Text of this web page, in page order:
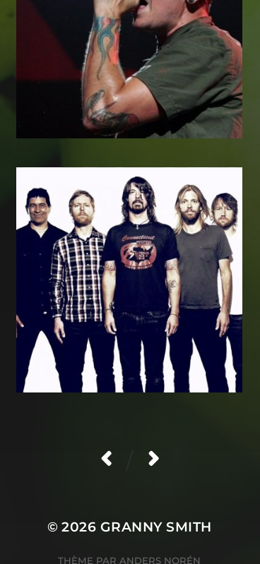
© 2026 GRANNY SMITH
THÈME PAR ANDERS NORÉN